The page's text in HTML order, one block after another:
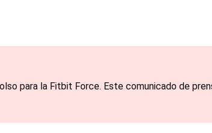
para la Fitbit Force. Este comunicado de